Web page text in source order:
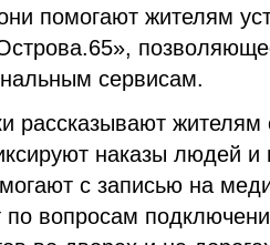
помогают жителям
сервисам.
рассказывают
наказы людей
с записью на
по вопросам